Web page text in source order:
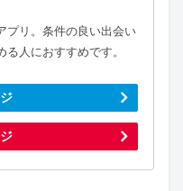
プリ。条件の良い出会い
人におすすめです。